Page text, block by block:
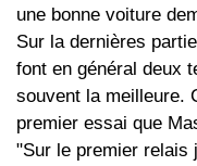
une bonne voiture
Sur la dernières
font en général deux
souvent la meilleure.
premier essai que
"Sur le premier relais